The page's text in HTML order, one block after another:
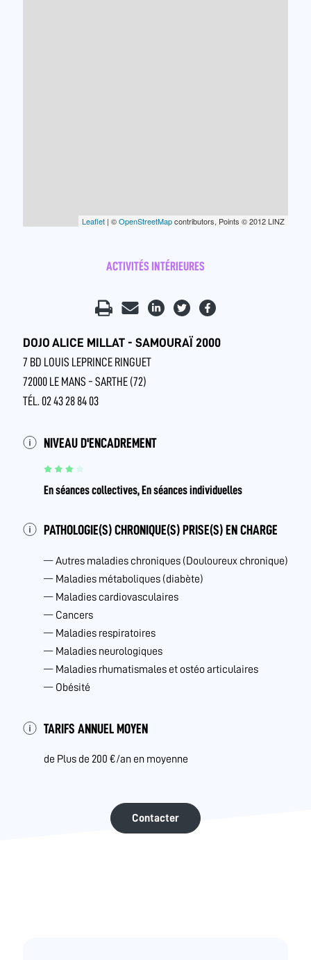
Leaflet | ©OpenStreetMapcontributors, Points © 2012 LINZ
ACTIVITÉS INTÉRIEURES
DOJO ALICE MILLAT - SAMOURAÏ 2000
7 BD LOUIS LEPRINCE RINGUET
72000 LE MANS - SARTHE (72)
TÉL. 02 43 28 84 03
NIVEAU D'ENCADREMENT
En séances collectives, En séances individuelles
PATHOLOGIE(S) CHRONIQUE(S) PRISE(S) EN CHARGE
Autres maladies chroniques (Douloureux chronique)
Maladies métaboliques (diabète)
Maladies cardiovasculaires
Cancers
Maladies respiratoires
Maladies neurologiques
Maladies rhumatismales et ostéo articulaires
Obésité
TARIFS ANNUEL MOYEN
de Plus de 200 €/an en moyenne
Contacter